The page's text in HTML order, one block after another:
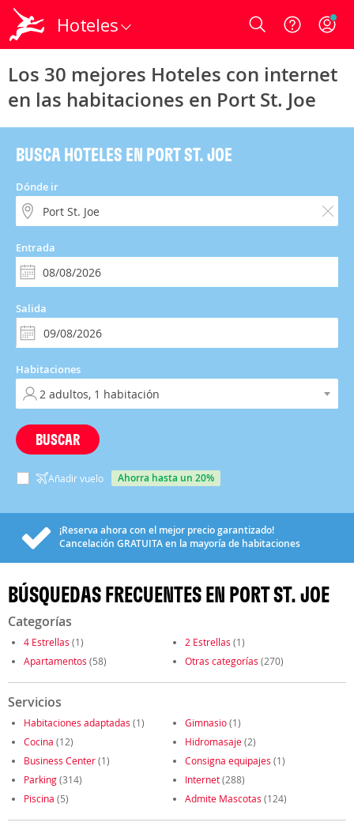
Hoteles Login
Los 30 mejores Hoteles con internet
en las habitaciones en Port St. Joe
BUSCA HOTELES EN PORT ST. JOE
Dónde ir
Entrada
Salida
Habitaciones
BUSCAR
Añadir vuelo ahorra hasta un 20%
¡Reserva ahora con el mejor precio garantizado!
Cancelación GRATUITAen la mayoría de habitaciones
BÚSQUEDAS FRECUENTES EN PORT ST. JOE
Categorías
4 Estrellas (1) 2 Estrellas (1)
Apartamentos (58) Otras categorías (270)
Servicios
Habitaciones adaptadas (1) Gimnasio(1)
Cocina (12) Hidromasaje(2)
Business Center(1) Consigna equipajes (1)
Parking(314) Internet(288)
Piscina (5) Admite Mascotas (124)